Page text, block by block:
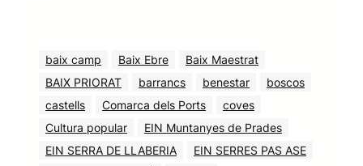
baix camp Baix Ebre
Baix Maestrat
BAIX PRIORAT
barrancs benestar
boscos
castells
Comarca dels Ports
coves
Cultura popular
EIN Muntanyes de Prades
EIN SERRA DE LLABERIA
EIN SERRES PAS ASE